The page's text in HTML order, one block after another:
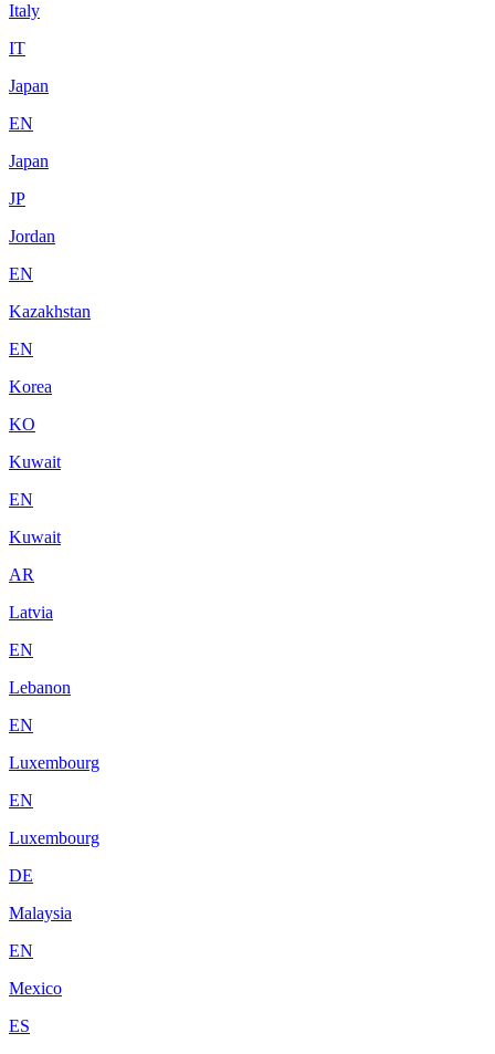
Italy
IT
Japan
EN
Japan
JP
Jordan
EN
Kazakhstan
EN
Korea
KO
Kuwait
EN
Kuwait
AR
Latvia
EN
Lebanon
EN
Luxembourg
EN
Luxembourg
DE
Malaysia
EN
Mexico
ES